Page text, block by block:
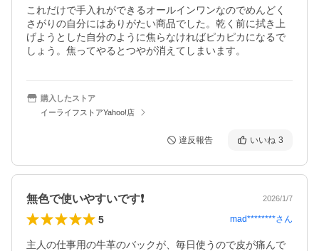
これだけで手入れができるオールインワンなのでめんどく
さがりの自分にはありがたい商品でした。乾く前に拭き上
げようとした自分のように焦らなければピカピカになるで
しょう。焦ってやるとつやが消えてしまいます。
購入したストア
イーライフストアYahoo!店
違反報告 いいね 3
無色で使いやすいです❗️ 2026/1/7
5 mad********さん
主人の仕事用の牛革のバックが、毎日使うので皮が痛んで